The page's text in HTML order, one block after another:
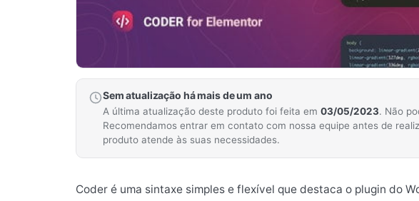
Sem atualização há mais de um ano
A última atualização deste produto foi feita em 03/05/2023. Não
Recomendamos entrar em contato com nossa equipe antes de
produto atende às suas necessidades.
Coder é uma sintaxe simples e flexível que destaca o plugin do